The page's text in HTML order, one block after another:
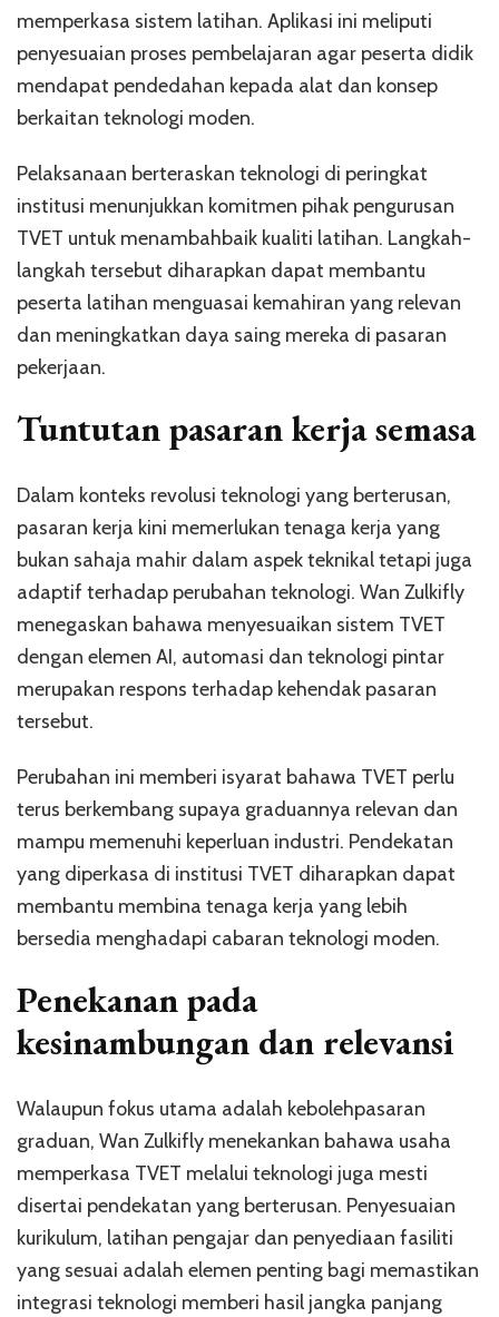
memperkasa sistem latihan. Aplikasi ini meliputi
penyesuaian proses pembelajaran agar peserta didik
mendapat pendedahan kepada alat dan konsep
berkaitan teknologi moden.
Pelaksanaan berteraskan teknologi di peringkat
institusi menunjukkan komitmen pihak pengurusan
TVET untuk menambahbaik kualiti latihan. Langkah-
langkah tersebut diharapkan dapat membantu
peserta latihan menguasai kemahiran yang relevan
dan meningkatkan daya saing mereka di pasaran
pekerjaan.
Tuntutan pasaran kerja semasa
Dalam konteks revolusi teknologi yang berterusan,
pasaran kerja kini memerlukan tenaga kerja yang
bukan sahaja mahir dalam aspek teknikal tetapi juga
adaptif terhadap perubahan teknologi. Wan Zulkifly
menegaskan bahawa menyesuaikan sistem TVET
dengan elemen AI, automasi dan teknologi pintar
merupakan respons terhadap kehendak pasaran
tersebut.
Perubahan ini memberi isyarat bahawa TVET perlu
terus berkembang supaya graduannya relevan dan
mampu memenuhi keperluan industri. Pendekatan
yang diperkasa di institusi TVET diharapkan dapat
membantu membina tenaga kerja yang lebih
bersedia menghadapi cabaran teknologi moden.
Penekanan pada
kesinambungan dan relevansi
Walaupun fokus utama adalah kebolehpasaran
graduan, Wan Zulkifly menekankan bahawa usaha
memperkasa TVET melalui teknologi juga mesti
disertai pendekatan yang berterusan. Penyesuaian
kurikulum, latihan pengajar dan penyediaan fasiliti
yang sesuai adalah elemen penting bagi memastikan
integrasi teknologi memberi hasil jangka panjang